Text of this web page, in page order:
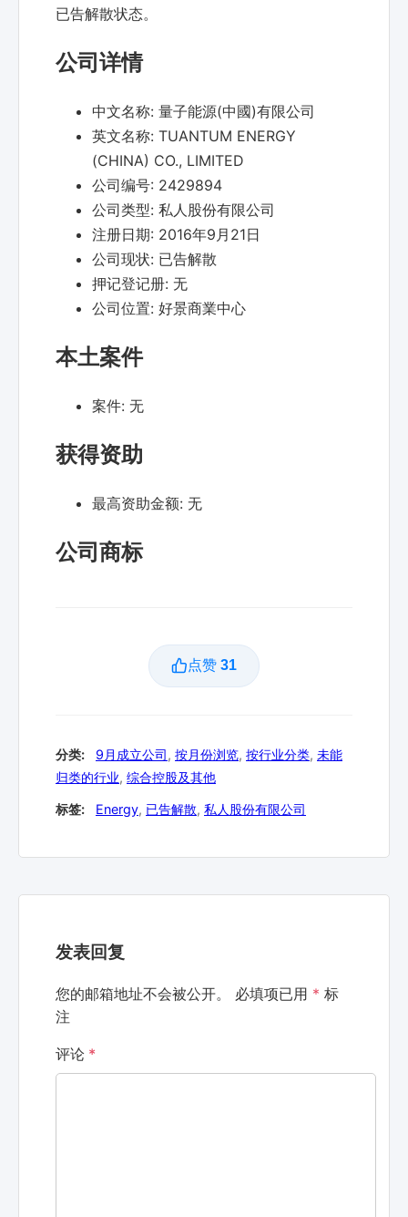
已告解散状态。
公司详情
中文名称: 量子能源(中國)有限公司
英文名称: TUANTUM ENERGY
(CHINA) CO., LIMITED
公司编号: 2429894
公司类型: 私人股份有限公司
注册日期: 2016年9月21日
公司现状: 已告解散
押记登记册: 无
公司位置: 好景商業中心
本土案件
案件: 无
获得资助
最高资助金额: 无
公司商标
点赞 31
分类: 9月成立公司, 按月份浏览, 按行业分类, 未能
归类的行业, 综合控股及其他
标签: Energy, 已告解散, 私人股份有限公司
发表回复
您的邮箱地址不会被公开。 必填项已用 * 标
注
评论 *